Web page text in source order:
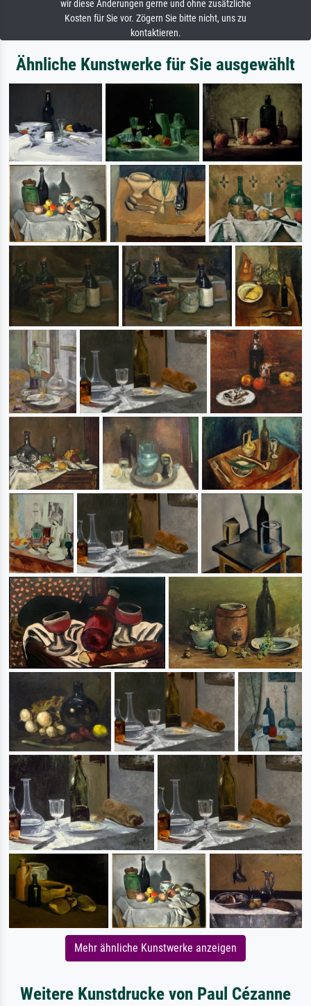
wir diese Änderungen gerne und ohne zusätzliche
Kosten für Sie vor. Zögern Sie bitte nicht, uns zu
kontaktieren.
Ähnliche Kunstwerke für Sie ausgewählt
Mehr ähnliche Kunstwerke anzeigen
Weitere Kunstdrucke von Paul Cézanne